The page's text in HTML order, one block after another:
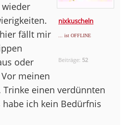
nixkuscheln
... ist OFFLINE
Beiträge: 52
wieder
fällt mir
oder
meinen
einen verdünnten
ich kein Bedürfnis